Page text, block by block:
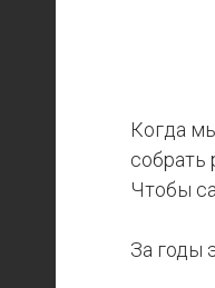
Когда
собрать
Чтобы
За годы